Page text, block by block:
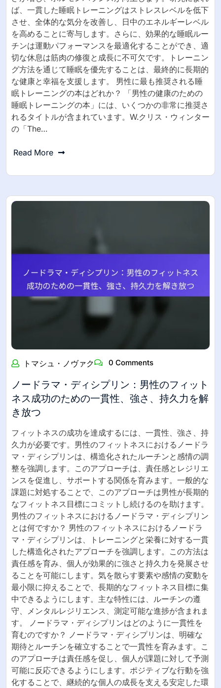
ば、一貫した睡眠トレーニングはストレスレベルを低下
させ、全体的な気分を改善し、日中のエネルギーレベル
を高めることに寄与します。さらに、効果的な睡眠ルー
チンは運動パフォーマンスを最適化することができ、適
切な休息は筋肉の修復と成長に不可欠です。トレーニン
グ方法を通じて睡眠を優先することは、最終的に長期的
な健康と幸福を支援します。 男性に最も推奨される睡
眠トレーニングの本はどれか？ 「男性の健康のための
睡眠トレーニングの本」には、いくつかの非常に推奨さ
れるタイトルが含まれています。W.クリス・ウィンター
の「The…
Read More
トマシュ・ノヴァク 0 Comments
ノードラマ・ディシプリン：男性のフィット
ネス成功のための一貫性、強さ、持久力を解
き放つ
フィットネスの成功を達成するには、一貫性、強さ、持
久力が必要です。男性のフィットネスにおけるノードラ
マ・ディシプリンは、構造化されたルーチンと感情の調
整を強調します。このアプローチは、責任感とレジリエ
ンスを促進し、サポートする関係を育みます。一般的な
課題に対処することで、このアプローチは男性が長期的
なフィットネス目標にコミットし続けるのを助けます。
男性のフィットネスにおけるノードラマ・ディシプリン
とは何ですか？ 男性のフィットネスにおけるノードラ
マ・ディシプリンは、トレーニングと栄養に対する一貫
した構造化されたアプローチを強調します。この方法は
責任感を育み、個人が効果的に強さと持久力を発展させ
ることを可能にします。気を散らす要素や感情の変動を
最小限に抑えることで、長期的なフィットネス目標に集
中できるようにします。主な特性には、ルーチンの遵
守、メンタルレジリエンス、測定可能な進捗が含まれま
す。 ノードラマ・ディシプリンはどのように一貫性を
育むのですか？ ノードラマ・ディシプリンは、明確な
期待とルーチンを確立することで一貫性を育みます。こ
のアプローチは責任感を促し、個人が課題に対して予測
可能に反応できるようにします。ポジティブな行動を強
化することで、継続的な個人の成長を支える安定した環